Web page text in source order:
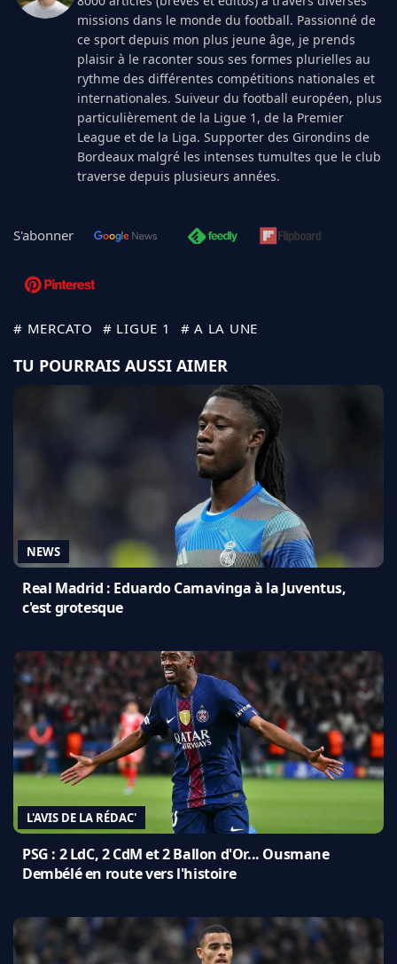
missions dans le monde du football. Passionné de
ce sport depuis mon plus jeune âge, je prends
plaisir à le raconter sous ses formes plurielles au
rythme des différentes compétitions nationales et
internationales. Suiveur du football européen, plus
particulièrement de la Ligue 1, de la Premier
League et de la Liga. Supporter des Girondins de
Bordeaux malgré les intenses tumultes que le club
traverse depuis plusieurs années.
S'abonner
# MERCATO # LIGUE 1 # A LA UNE
TU POURRAIS AUSSI AIMER
NEWS
Real Madrid : Eduardo Camavinga à la Juventus,
c'est grotesque
L'AVIS DE LA RÉDAC'
PSG : 2 LdC, 2 CdM et 2 Ballon d'Or... Ousmane
Dembélé en route vers l'histoire